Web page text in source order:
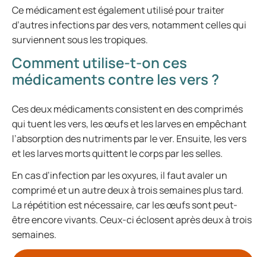
Ce médicament est également utilisé pour traiter
d’autres infections par des vers, notamment celles qui
surviennent sous les tropiques.
Comment utilise-t-on ces
médicaments contre les vers ?
Ces deux médicaments consistent en des comprimés
qui tuent les vers, les œufs et les larves en empêchant
l’absorption des nutriments par le ver. Ensuite, les vers
et les larves morts quittent le corps par les selles.
En cas d’infection par les oxyures, il faut avaler un
comprimé et un autre deux à trois semaines plus tard.
La répétition est nécessaire, car les œufs sont peut-
être encore vivants. Ceux-ci éclosent après deux à trois
semaines.